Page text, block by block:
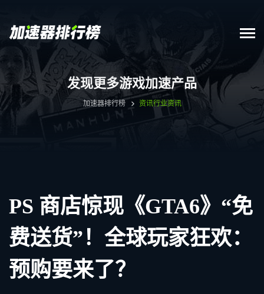
发现更多游戏加速产品
加速器排行榜 资讯行业资讯
PS 商店惊现《GTA6》“免
费送货”！全球玩家狂欢：
预购要来了？